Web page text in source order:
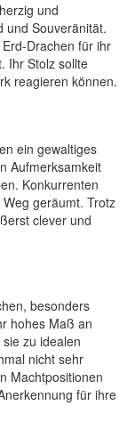
und
und Souveränität.
Drachen für ihr
Ihr Stolz sollte
reagieren können.
ein gewaltiges
Aufmerksamkeit
Konkurrenten
geräumt. Trotz
clever und
besonders
hohes Maß an
zu idealen
nicht sehr
Machtpositionen
für ihre